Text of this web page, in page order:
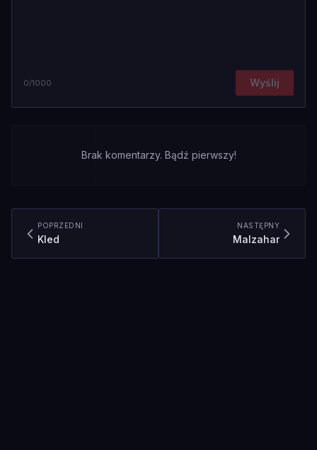
0/1000 Wyślij
Brak komentarzy. Bądź pierwszy!
POPRZEDNI
Kled
NASTĘPNY
Malzahar